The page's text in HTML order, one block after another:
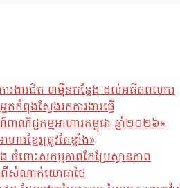
ារងារជិត ៣ម៉ឺនកន្លែង ដល់អតីតពលករ
កំពុងស្វែងរកការងារធ្វើ
ាណិជ្ជកម្មអាហារកម្ពុជា ឆ្នាំ២០២៦»
ារខ្មែរត្រូវតែខ្លាំង»
ចំពោះសកម្មភាពកែប្រែស្ថានភាព
ពីសំណាក់យោធាថៃ